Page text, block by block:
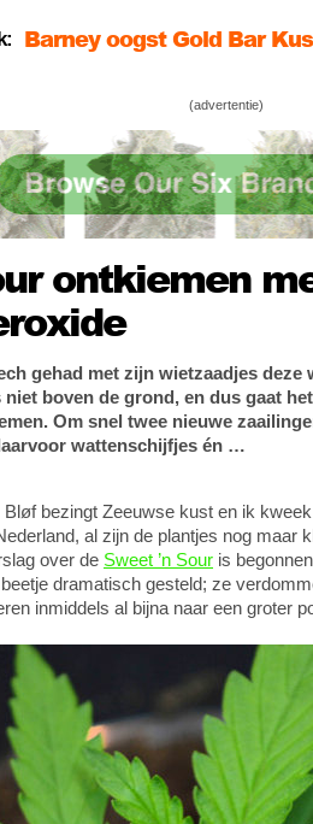
Een groene kerst voor
Barney maakt zijn(advertentie)
ontkiemen
gehad met zijn wietzaadjes deze
boven de grond, en dus gaat
Om snel twee nieuwe
wattenschijfjes én …
bezingt Zeeuwse kust en ik
al zijn de plantjes nog maar
over de Sweet ’n Sour is
dramatisch gesteld; ze
inmiddels al bijna naar een groter